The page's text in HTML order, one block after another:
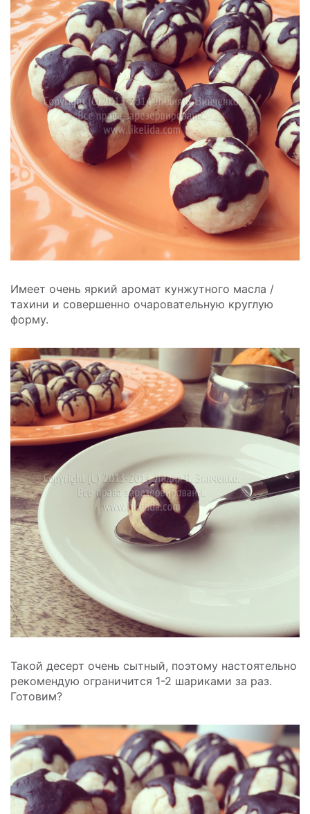
Имеет очень яркий аромат кунжутного масла /
тахини и совершенно очаровательную круглую
форму.
Такой десерт очень сытный, поэтому настоятельно
рекомендую ограничится 1-2 шариками за раз.
Готовим?